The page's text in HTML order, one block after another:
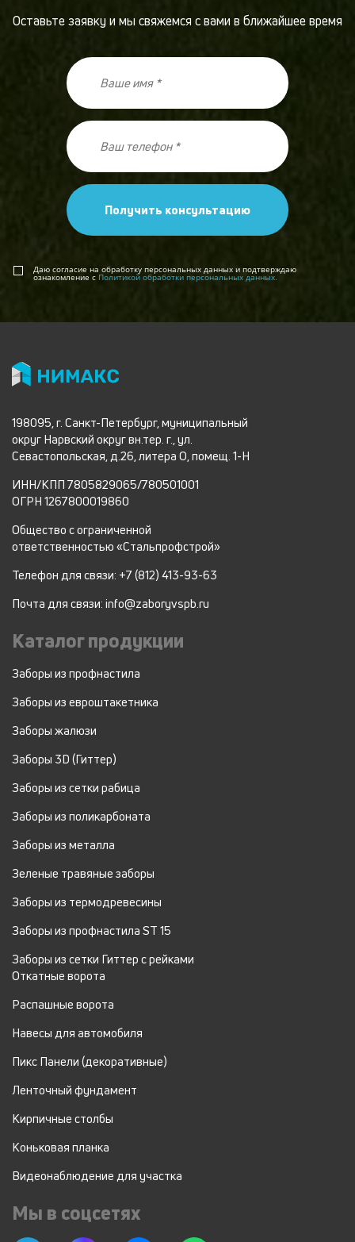
Оставьте заявку и мы свяжемся с вами в ближайшее время
Получить консультацию
Даю согласие на обработку персональных данных и подтверждаю
ознакомление с Политикой обработки персональных данных.
198095, г. Санкт-Петербург, муниципальный
округ Нарвский округ вн.тер. г., ул.
Севастопольская, д.26, литера О, помещ. 1-Н
ИНН/КПП 7805829065/780501001
ОГРН 1267800019860
Общество с ограниченной
ответственностью «Стальпрофстрой»
Телефон для связи: +7 (812) 413-93-63
Почта для связи: info@zaboryvspb.ru
Каталог продукции
Заборы из профнастила
Заборы из евроштакетника
Заборы жалюзи
Заборы 3D (Гиттер)
Заборы из сетки рабица
Заборы из поликарбоната
Заборы из металла
Зеленые травяные заборы
Заборы из термодревесины
Заборы из профнастила ST 15
Заборы из сетки Гиттер с рейками
Откатные ворота
Распашные ворота
Навесы для автомобиля
Пикс Панели (декоративные)
Ленточный фундамент
Кирпичные столбы
Коньковая планка
Видеонаблюдение для участка
Мы в соцсетях